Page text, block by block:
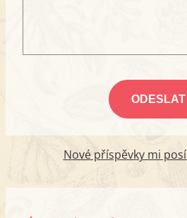
Nové příspěvky mi